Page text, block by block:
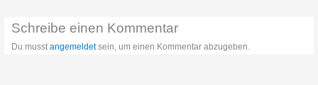
Schreibe einen Kommentar
Du musstangemeldetsein, um einen Kommentar abzugeben.